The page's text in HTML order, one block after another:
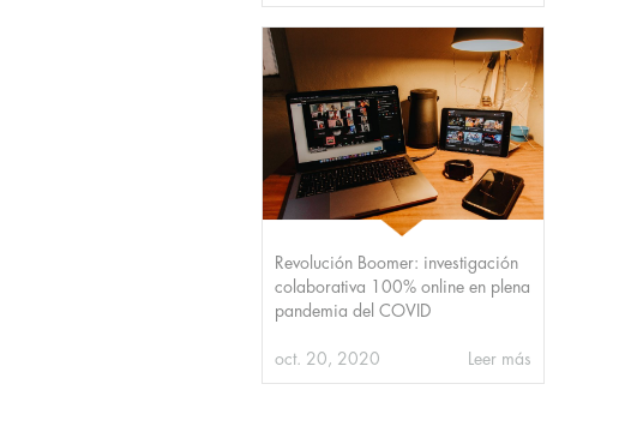
Revolución Boomer: investigación
colaborativa 100% online en plena
pandemia del COVID
oct. 20, 2020 Leer más